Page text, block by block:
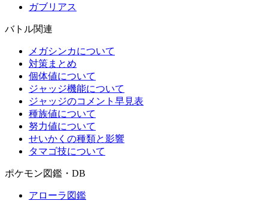
ガブリアス
バトル関連
メガシンカについて
対策まとめ
個体値について
ジャッジ機能について
ジャッジのコメント早見表
種族値について
努力値について
せいかくの種類と影響
タマゴ技について
ポケモン図鑑・DB
アローラ図鑑